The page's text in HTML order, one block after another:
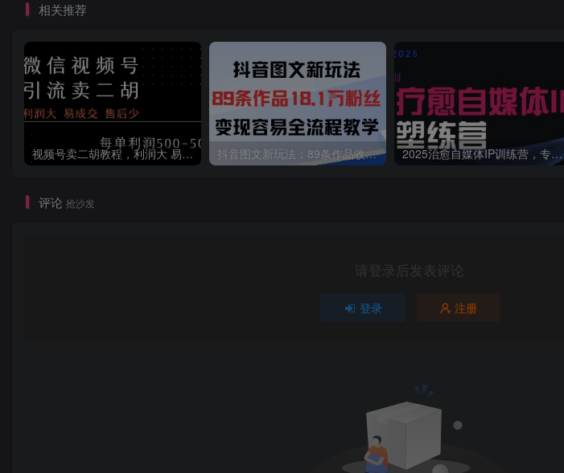
相关推荐
视频号卖二胡教程，利润大 易成交 售后少，一单利润5张+ 抖音图文新玩法：89条作品收获18.1W粉丝，变现容易全流程教学 2025治愈自媒体IP训练营，专为疗愈领域从业者打造
评论 抢沙发
请登录后发表评论
登录 注册